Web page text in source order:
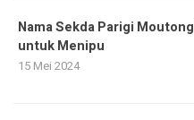
Nama Sekda Parigi
untuk Menipu
15 Mei 2024